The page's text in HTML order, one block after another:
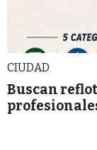
CIUDAD
Buscan